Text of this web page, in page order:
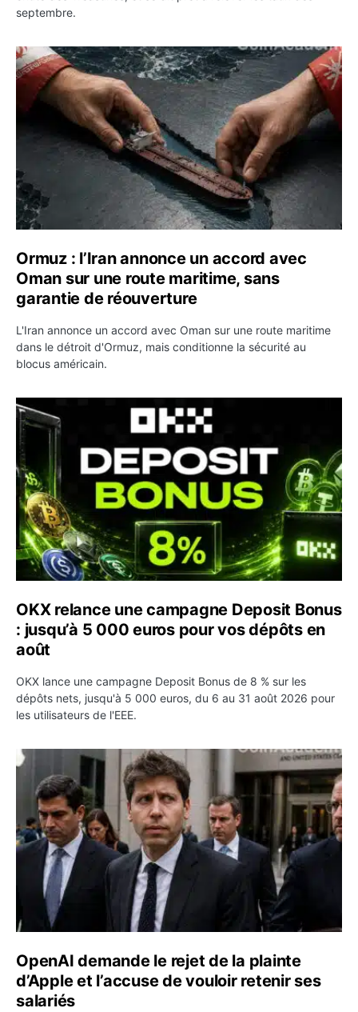
septembre.
Ormuz : l’Iran annonce un accord avec Oman sur une
Ormuz : l’Iran annonce un accord avec
Oman sur une route maritime, sans
garantie de réouverture
L'Iran annonce un accord avec Oman sur une route maritime
dans le détroit d'Ormuz, mais conditionne la sécurité au
blocus américain.
OKX relance une campagne Deposit Bonus : jusqu’à 5
OKX relance une campagne Deposit Bonus
: jusqu’à 5 000 euros pour vos dépôts en
août
OKX lance une campagne Deposit Bonus de 8 % sur les
dépôts nets, jusqu'à 5 000 euros, du 6 au 31 août 2026 pour
les utilisateurs de l'EEE.
OpenAI demande le rejet de la plainte d’Apple et
OpenAI demande le rejet de la plainte
d’Apple et l’accuse de vouloir retenir ses
salariés